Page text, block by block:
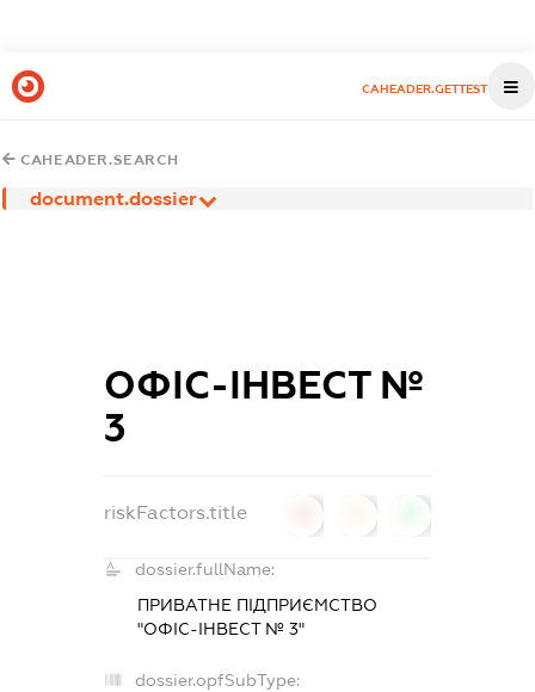
CAHEADER.GETTEST
CAHEADER.SEARCH
document.dossier
ОФІС-ІНВЕСТ №
3
riskFactors.title
dossier.fullName:
ПРИВАТНЕ ПІДПРИЄМСТВО
"ОФІС-ІНВЕСТ № 3"
dossier.opfSubType: